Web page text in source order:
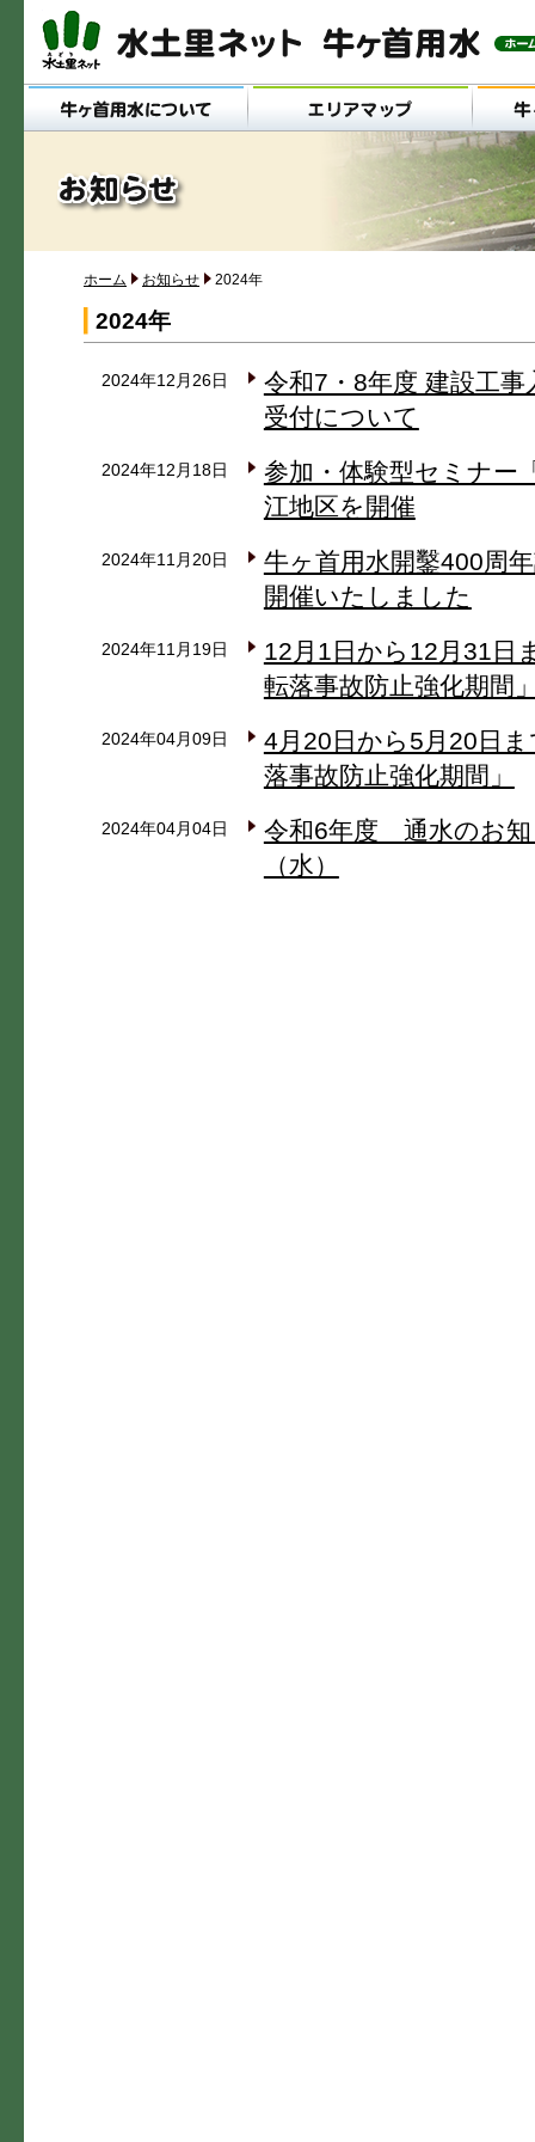
メインメニュー
ホーム お知らせ 2024年
2024年
2024年12月26日
令和7・8年度 建設工
受付について
2024年12月18日
参加・体験型セミナー
江地区を開催
2024年11月20日
牛ヶ首用水開鑿400周
開催いたしました
2024年11月19日
12月1日から12月31日
転落事故防止強化期間
2024年04月09日
4月20日から5月20日
落事故防止強化期間」
2024年04月04日
令和6年度 通水のお知
（水）